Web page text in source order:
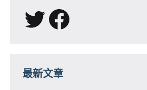
X Facebook
最新文章